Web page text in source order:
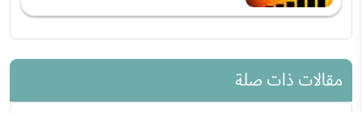
مقالات ذات صلة